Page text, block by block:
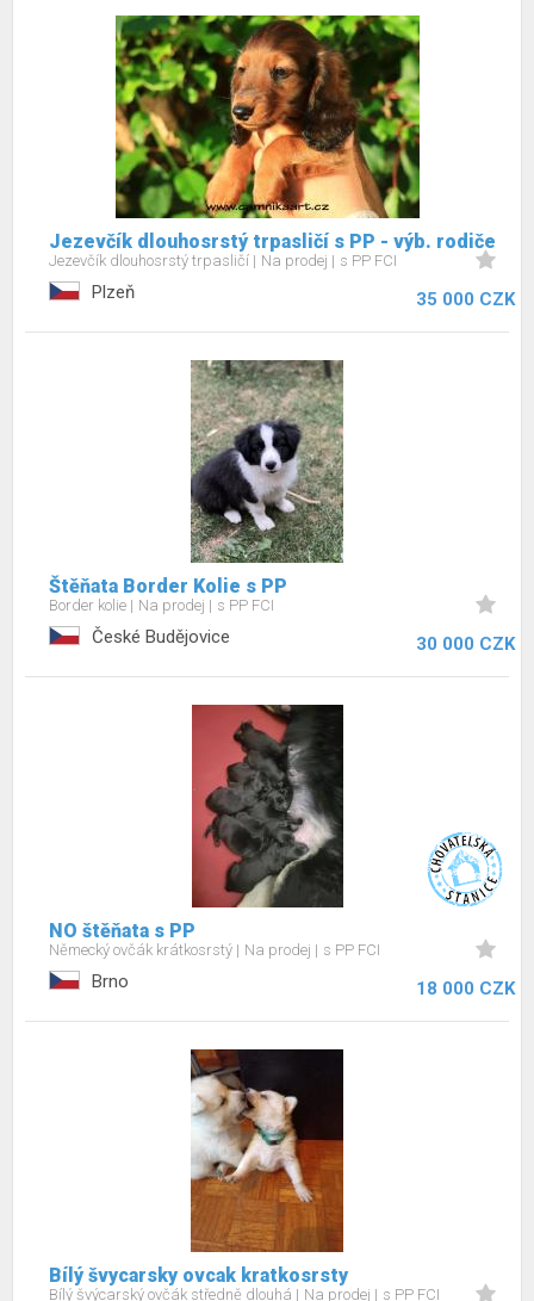
Jezevčík dlouhosrstý trpasličí s PP - výb. rodiče
Jezevčík dlouhosrstý trpasličí Na prodej s PP FCI
Plzeň 35 000 CZK
Štěňata Border Kolie s PP
Border kolie Na prodej s PP FCI
České Budějovice 30 000 CZK
NO štěňata s PP
Německý ovčák krátkosrstý Na prodej s PP FCI
Brno 18 000 CZK
Bílý švycarsky ovcak kratkosrsty
Bílý švýcarský ovčák středně dlouhá Na prodej s PP FCI